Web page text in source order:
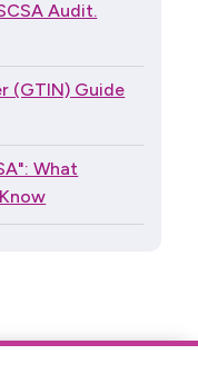
Audit.
(GTIN) Guide
What